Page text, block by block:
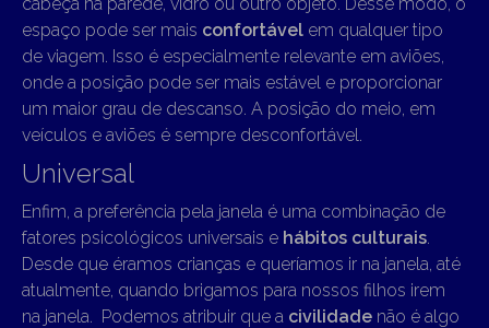
espaço pode ser mais confortável em qualquer tipo
de viagem. Isso é especialmente relevante em aviões,
onde a posição pode ser mais estável e proporcionar
um maior grau de descanso. A posição do meio, em
veículos e aviões é sempre desconfortável.
Universal
Enfim, a preferência pela janela é uma combinação de
fatores psicológicos universais e hábitos culturais.
Desde que éramos crianças e queríamos ir na janela, até
atualmente, quando brigamos para nossos filhos irem
na janela. Podemos atribuir que a civilidade não é algo